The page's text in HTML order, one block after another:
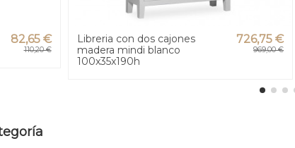
82,65 €
110,20 €
Libreria con dos cajones
madera mindi blanco
100x35x190h
726,75 €
969,00 €